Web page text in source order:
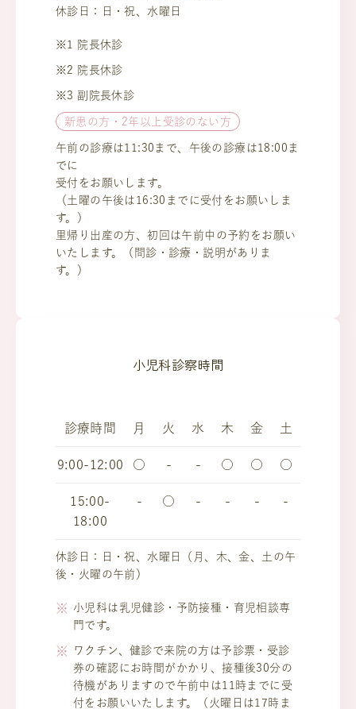
休診日：日・祝、水曜日
※1 院長休診
※2 院長休診
※3 副院長休診
新患の方・2年以上受診のない方
午前の診療は11:30まで、午後の診療は18:00ま
でに
受付をお願いします。
（土曜の午後は16:30までに受付をお願いしま
す。）
里帰り出産の方、初回は午前中の予約をお願い
いたします。（問診・診療・説明がありま
す。）
小児科診察時間
診療時間 月 火 水 木 金 土
9:00-12:00 ○ - - ○ ○ ○
15:00-
18:00
- ○ - - - -
休診日：日・祝、水曜日（月、木、金、土の午
後・火曜の午前）
小児科は乳児健診・予防接種・育児相談専
門です。
ワクチン、健診で来院の方は予診票・受診
券の確認にお時間がかかり、接種後30分の
待機がありますので午前中は11時までに受
付をお願いいたします。（火曜日は17時ま